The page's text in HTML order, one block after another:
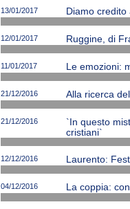
13/01/2017 Diamo
12/01/2017 Ruggine, di
11/01/2017 Le emozioni:
21/12/2016 Alla ricerca
21/12/2016
`In questo
cristiani`
12/12/2016 Laurento:
04/12/2016 La coppia: